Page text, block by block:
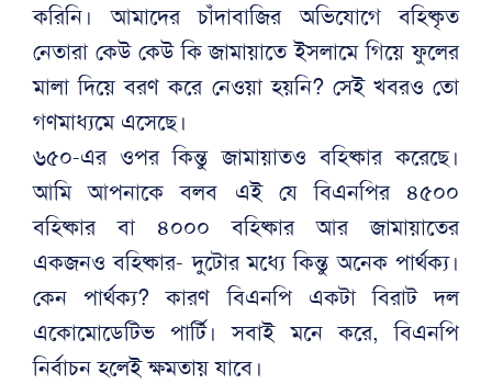
করিনি। আমাদের চাঁদাবাজির অভিযোগে বহিষ্কৃত
নেতারা কেউ কেউ কি জামায়াতে ইসলামে গিয়ে ফুলের
মালা দিয়ে বরণ করে নেওয়া হয়নি? সেই খবরও তো
গণমাধ্যমে এসেছে।
৬৫০-এর ওপর কিন্তু জামায়াতও বহিষ্কার করেছে।
আমি আপনাকে বলব এই যে বিএনপির ৪৫০০
বহিষ্কার বা ৪০০০ বহিষ্কার আর জামায়াতের
একজনও বহিষ্কার- দুটোর মধ্যে কিন্তু অনেক পার্থক্য।
কেন পার্থক্য? কারণ বিএনপি একটা বিরাট দল
একোমোডেটিভ পার্টি। সবাই মনে করে, বিএনপি
নির্বাচন হলেই ক্ষমতায় যাবে।